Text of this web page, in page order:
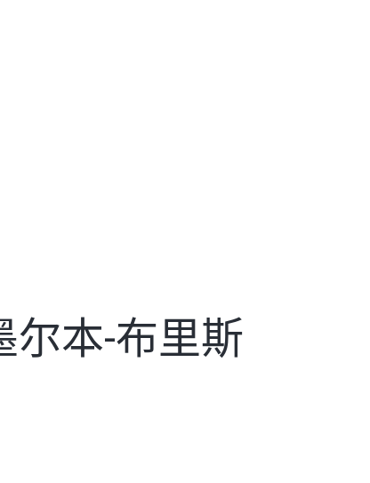
尔本-布里斯